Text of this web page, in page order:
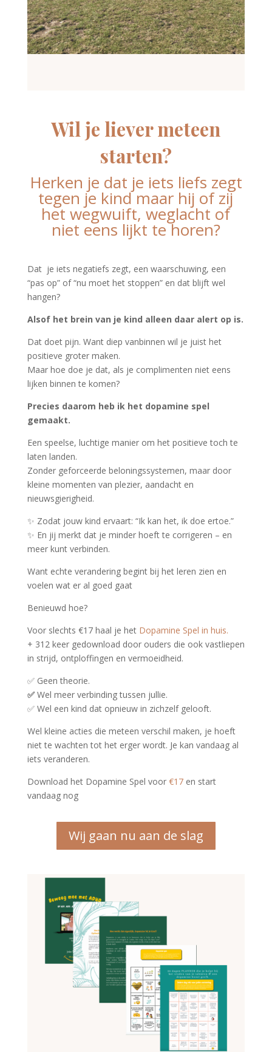
Wil je liever meteen
starten?
Herken je dat je iets liefs zegt
tegen je kind maar hij of zij
het wegwuift, weglacht of
niet eens lijkt te horen?
Dat je iets negatiefs zegt, een waarschuwing, een
“pas op” of “nu moet het stoppen” en dat blijft wel
hangen?
Alsof het brein van je kind alleen daar alert op is.
Dat doet pijn. Want diep vanbinnen wil je juist het
positieve groter maken.
Maar hoe doe je dat, als je complimenten niet eens
lijken binnen te komen?
Precies daarom heb ik het dopamine spel
gemaakt.
Een speelse, luchtige manier om het positieve toch te
laten landen.
Zonder geforceerde beloningssystemen, maar door
kleine momenten van plezier, aandacht en
nieuwsgierigheid.
✨ Zodat jouw kind ervaart: “Ik kan het, ik doe ertoe.”
✨ En jij merkt dat je minder hoeft te corrigeren – en
meer kunt verbinden.
Want echte verandering begint bij het leren zien en
voelen wat er al goed gaat
Benieuwd hoe?
Voor slechts €17 haal je hetDopamine Spel in huis.
+ 312 keer gedownload door ouders die ook vastliepen
in strijd, ontploffingen en vermoeidheid.
✅ Geen theorie.
✅ Wel meer verbinding tussen jullie.
✅ Wel een kind dat opnieuw in zichzelf gelooft.
Wel kleine acties die meteen verschil maken, je hoeft
niet te wachten tot het erger wordt. Je kan vandaag al
iets veranderen.
Download het Dopamine Spel voor €17en start
vandaag nog
Wij gaan nu aan de slag